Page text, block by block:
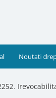
Noutati